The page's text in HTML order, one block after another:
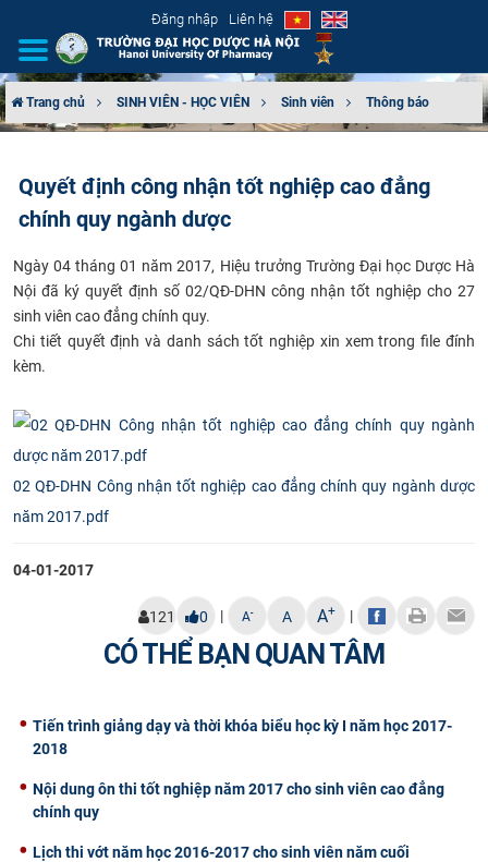
Đăng nhập Liên hệ
CƠ CẤU TỔ CHỨC
ĐÀO TẠO
ĐẢM BẢO CHẤT LƯỢNG
KHOA HỌC CÔNG NGHỆ
HTQT
CỰU NGƯỜI HỌC
Trang chủ SINH VIÊN - HỌC VIÊN Sinh viên Thông báo
Quyết định công nhận tốt nghiệp cao đẳng
chính quy ngành dược
​Ngày 04 tháng 01 năm 2017, Hiệu trưởng Trường Đại học Dược Hà
Nội đã ký quyết định số 02/QĐ-DHN công nhận tốt nghiệp cho 27
sinh viên cao đẳng chính quy.
Chi tiết quyết định và danh sách tốt nghiệp xin xem trong file đính
kèm.
02 QĐ-DHN Công nhận tốt nghiệp cao đẳng chính quy ngành dược
năm 2017.pdf
04-01-2017
121 0 | A- A A+ |
CÓ THỂ BẠN QUAN TÂM
Tiến trình giảng dạy và thời khóa biểu học kỳ I năm học 2017-
2018
Nội dung ôn thi tốt nghiệp năm 2017 cho sinh viên cao đẳng
chính quy
Lịch thi vớt năm học 2016-2017 cho sinh viên năm cuối